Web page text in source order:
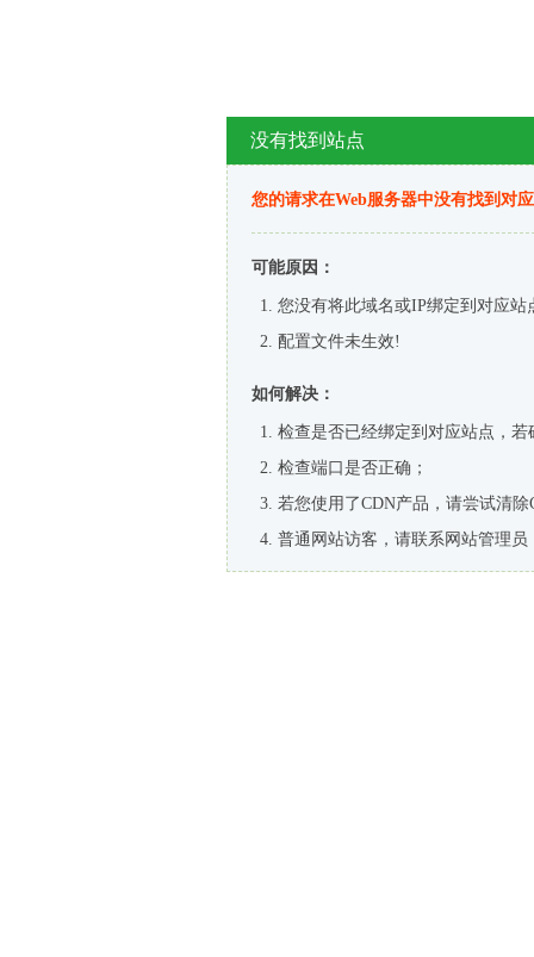
没有找到站点
您的请求在Web服务器中没有找到对
可能原因：
您没有将此域名或IP绑定到对应站
配置文件未生效!
如何解决：
检查是否已经绑定到对应站点，
检查端口是否正确；
若您使用了CDN产品，请尝试清除
普通网站访客，请联系网站管理员